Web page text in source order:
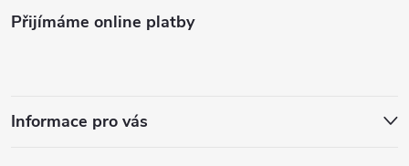
Přijímáme online platby
Informace pro vás